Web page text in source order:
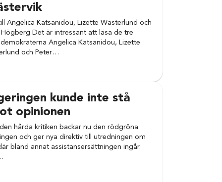
Angelica Katsanidou, Lizette Wästerlund och
Högberg Det är intressant att läsa de tre
Angelica Katsanidou, Lizette
och Peter…
kunde inte stå
opinionen
hårda kritiken backar nu den rödgröna
och ger nya direktiv till utredningen om
bland annat assistansersättningen ingår.